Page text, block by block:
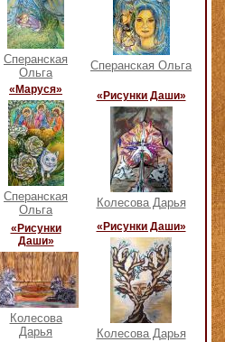
Сперанская
Ольга
Сперанская Ольга
«Маруся»
Сперанская
Ольга
«Рисунки Даши»
Колесова Дарья
«Рисунки
Даши»
Колесова
Дарья
«Рисунки Даши»
Колесова Дарья